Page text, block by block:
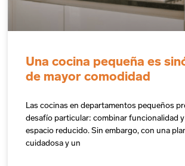
Una cocina pequeña es
de mayor comodidad
Las cocinas en departamentos pequeños
desafío particular: combinar funcionalidad
espacio reducido. Sin embargo, con una
cuidadosa y un